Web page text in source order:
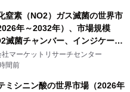
窒素（NO2）ガス滅菌の世界市
年～2032年）、市場規模
滅菌チャンバー、インジケータ
びモニタリングシステム、その
分析レポートを発表
社マーケットリサーチセンター
間前
ミシニン酸の世界市場（2026年